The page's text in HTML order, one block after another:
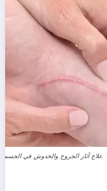
علاج آثار الجروح والخدوش في الجسم